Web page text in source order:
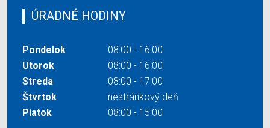
ÚRADNÉ HODINY
Pondelok
08:00 - 16:00
Utorok
08:00 - 16:00
Streda
08:00 - 17:00
Štvrtok
nestránkový deň
Piatok
08:00 - 15:00